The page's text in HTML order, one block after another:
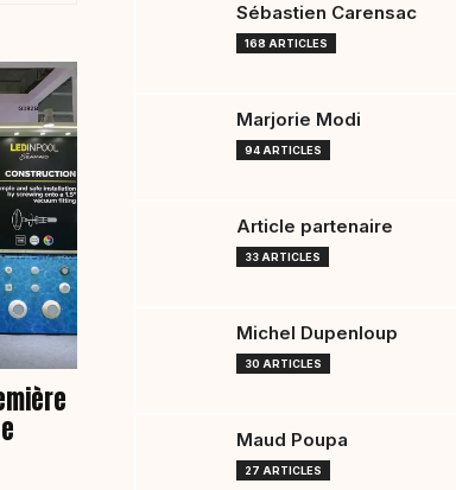
Sébastien Carensac
168 ARTICLES
Marjorie Modi
94 ARTICLES
Article partenaire
33 ARTICLES
Michel Dupenloup
30 ARTICLES
Maud Poupa
27 ARTICLES